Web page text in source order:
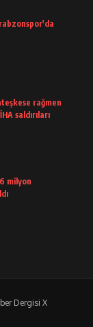
rağmen
saldırıları
milyon
Dergisi X